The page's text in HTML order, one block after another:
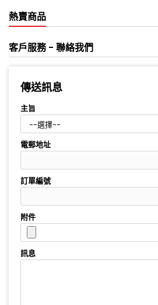
熱賣商品
客戶服務 - 聯絡我們
傳送訊息
主旨
電郵地址
訂單編號
附件
訊息